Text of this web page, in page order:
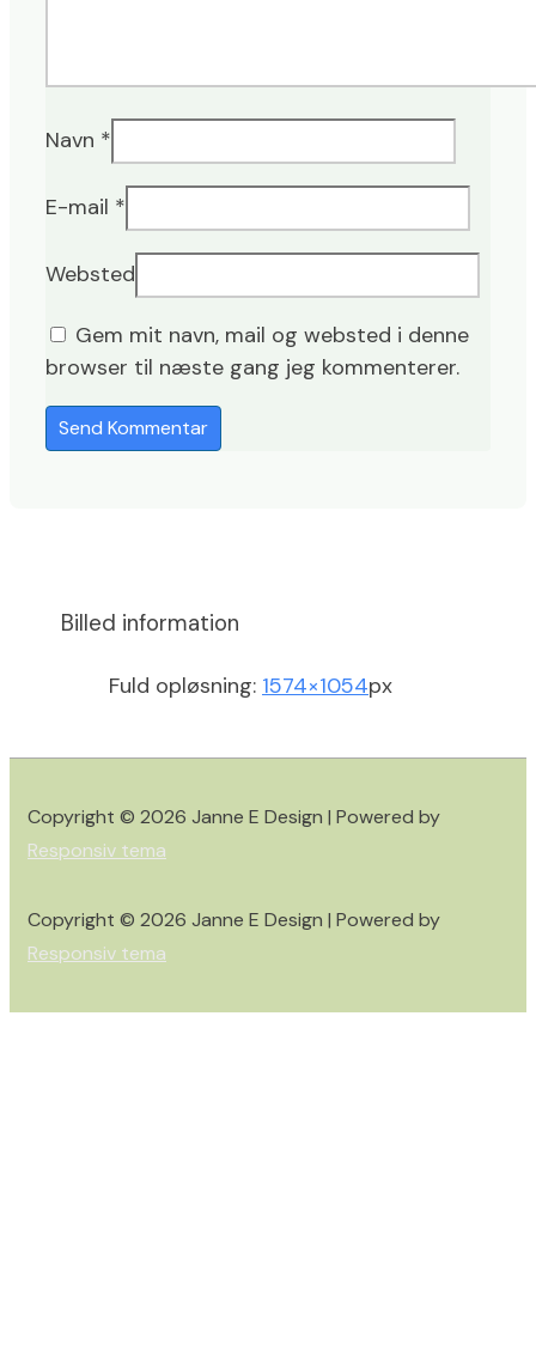
Navn *
E-mail *
Websted
Gem mit navn, mail og websted i denne
browser til næste gang jeg kommenterer.
Billed information
Fuld opløsning: 1574×1054px
Copyright © 2026 Janne E Design | Powered by
Responsiv tema
Copyright © 2026 Janne E Design | Powered by
Responsiv tema